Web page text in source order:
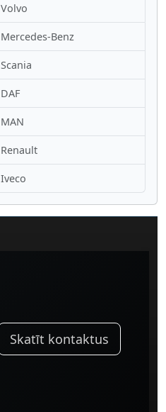
Volvo
Mercedes-Benz
Scania
DAF
MAN
Renault
Iveco
Skatīt kontaktus